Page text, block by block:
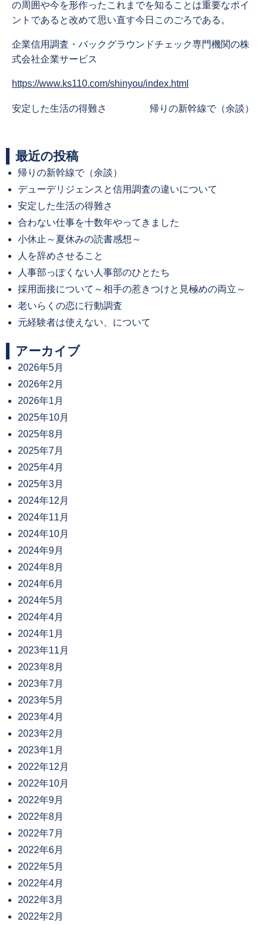
の周囲や今を形作ったこれまでを知ることは重要なポイ
ントであると改めて思い直す今日このごろである。
企業信用調査・バックグラウンドチェック専門機関の株
式会社企業サービス
https://www.ks110.com/shinyou/index.html
Previous
安定した生活の得難さ
Next
帰りの新幹線で（余談）
最近の投稿
帰りの新幹線で（余談）
デューデリジェンスと信用調査の違いについて
安定した生活の得難さ
合わない仕事を十数年やってきました
小休止～夏休みの読書感想～
人を辞めさせること
人事部っぽくない人事部のひとたち
採用面接について～相手の惹きつけと見極めの両立～
老いらくの恋に行動調査
元経験者は使えない、について
アーカイブ
2026年5月
2026年2月
2026年1月
2025年10月
2025年8月
2025年7月
2025年4月
2025年3月
2024年12月
2024年11月
2024年10月
2024年9月
2024年8月
2024年6月
2024年5月
2024年4月
2024年1月
2023年11月
2023年8月
2023年7月
2023年5月
2023年4月
2023年2月
2023年1月
2022年12月
2022年10月
2022年9月
2022年8月
2022年7月
2022年6月
2022年5月
2022年4月
2022年3月
2022年2月